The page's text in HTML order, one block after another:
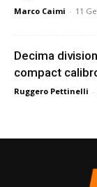
Marco Caimi - 11
Decima
compact
Ruggero Pettinelli -